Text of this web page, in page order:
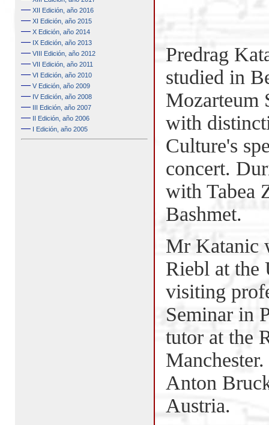
—XII Edición, año 2016
—XI Edición, año 2015
—X Edición, año 2014
—IX Edición, año 2013
—VIII Edición, año 2012
—VII Edición, año 2011
—VI Edición, año 2010
—V Edición, año 2009
—IV Edición, año 2008
—III Edición, año 2007
—II Edición, año 2006
—I Edición, año 2005
Predrag
studied in
Mozarteum
with
Culture's
concert.
with Tabea
Bashmet.
Mr Katanic
Riebl at the
visiting
Seminar in
tutor at the
Anton
Austria.